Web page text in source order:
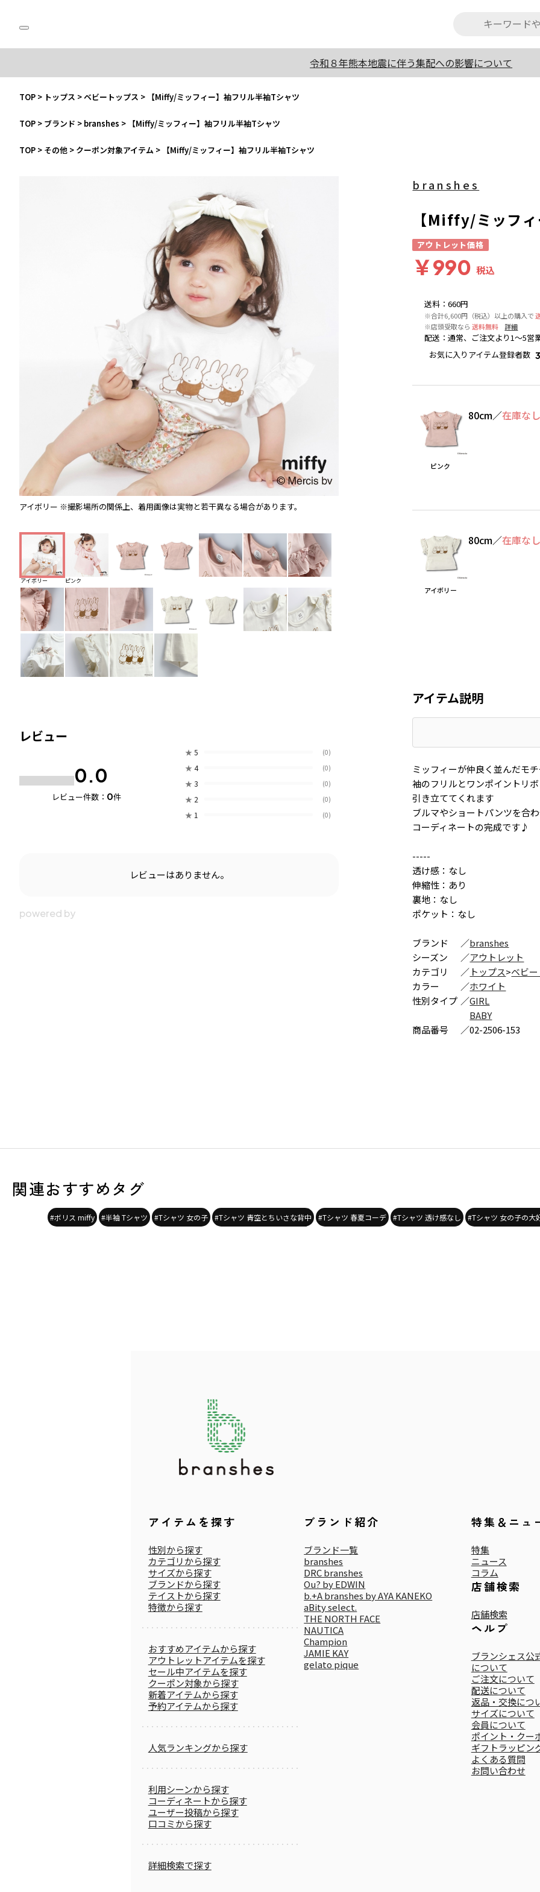
令和８年熊本地震に伴う集配への影響について
TOP > トップス >ベビートップス > 【Miffy/ミッフィー】袖フリル半袖Tシャツ
TOP > ブランド > branshes > 【Miffy/ミッフィー】袖フリル半袖Tシャツ
TOP > その他 > クーポン対象アイテム > 【Miffy/ミッフィー】袖フリル半袖Tシャツ
アイボリー ※撮影場所の関係上、着用画像は実物と若干異なる場合があります。
アイボリー ピンク
レビュー
0.0
レビュー件数： 0件
★ 5 (0)
★ 4 (0)
★ 3 (0)
★ 2 (0)
★ 1 (0)
レビューはありません。
送料 ：660円
※合計6,600円（税込）以上の購入で
※店頭受取なら 送料無料 詳細
配送 ：通常、ご注文より1～5営
お気に入りアイテム登録者数
branshes
【Miffy/ミッフ
アウトレット価格
￥990 税込
ピンク
80cm／在庫なし
アイボリー
80cm／在庫なし
アイテム説明
ミッフィーが仲良く並んだモ
袖のフリルとワンポイントリ
引き立ててくれます
ブルマやショートパンツを合
コーディネートの完成です♪
-----
透け感：なし
伸縮性：あり
裏地：なし
ポケット：なし
ブランド ／branshes
シーズン
／アウトレット
カテゴリ
／ トップス>ベビ
カラー
／ホワイト
性別タイプ ／GIRL
BABY
商品番号
／02-2506-153
関連おすすめタグ
#ボリス miffy #半袖 Tシャツ #Tシャツ 女の子 #Tシャツ 青空とちいさな背中 #Tシャツ 春夏コーデ #Tシャツ 透け感なし #Tシャツ 女の子の大
アイテムを探す
性別から探す
カテゴリから探す
サイズから探す
ブランドから探す
テイストから探す
特徴から探す
おすすめアイテムから探す
アウトレットアイテムを探す
セール中アイテムを探す
クーポン対象から探す
新着アイテムから探す
予約アイテムから探す
人気ランキングから探す
利用シーンから探す
コーディネートから探す
ユーザー投稿から探す
口コミから探す
詳細検索で探す
ブランド紹介
ブランド一覧
branshes
DRC branshes
Ou? by EDWIN
b.+A branshes by AYA KANEKO
aBity select.
THE NORTH FACE
NAUTICA
Champion
JAMIE KAY
gelato pique
特集＆ニュ
特集
ニュース
コラム
店舗検索
店舗検索
ヘルプ
ブランシェス公
について
ご注文について
配送について
返品・交換につ
サイズについて
会員について
ポイント・クー
ギフトラッピン
よくある質問
お問い合わせ